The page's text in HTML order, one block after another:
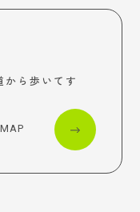
ら歩いてす